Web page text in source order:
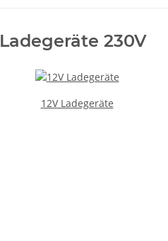
Ladegeräte 230V
12V Ladegeräte